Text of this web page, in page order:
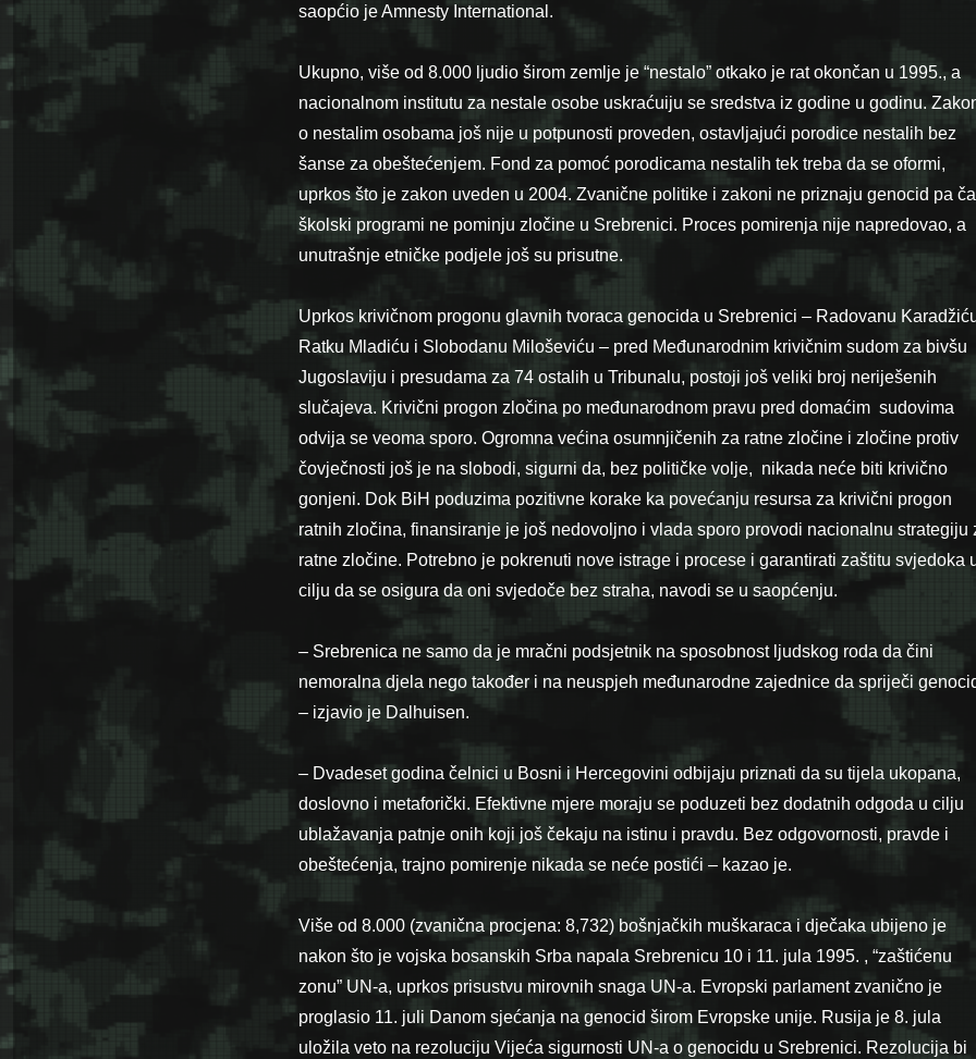
saopćio je Amnesty International.
Ukupno, više od 8.000 ljudio širom zemlje je “nestalo” otkako je rat okončan u 1995., a
nacionalnom institutu za nestale osobe uskraćuiju se sredstva iz godine u godinu.
o nestalim osobama još nije u potpunosti proveden, ostavljajući porodice nestalih bez
šanse za obeštećenjem. Fond za pomoć porodicama nestalih tek treba da se oformi,
uprkos što je zakon uveden u 2004. Zvanične politike i zakoni ne priznaju genocid pa
školski programi ne pominju zločine u Srebrenici. Proces pomirenja nije napredovao, a
unutrašnje etničke podjele još su prisutne.
Uprkos krivičnom progonu glavnih tvoraca genocida u Srebrenici – Radovanu
Ratku Mladiću i Slobodanu Miloševiću – pred Međunarodnim krivičnim sudom za bivšu
Jugoslaviju i presudama za 74 ostalih u Tribunalu, postoji još veliki broj neriješenih
slučajeva. Krivični progon zločina po međunarodnom pravu pred domaćim sudovima
odvija se veoma sporo. Ogromna većina osumnjičenih za ratne zločine i zločine protiv
čovječnosti još je na slobodi, sigurni da, bez političke volje, nikada neće biti krivično
gonjeni. Dok BiH poduzima pozitivne korake ka povećanju resursa za krivični progon
ratnih zločina, finansiranje je još nedovoljno i vlada sporo provodi nacionalnu strategiju
ratne zločine. Potrebno je pokrenuti nove istrage i procese i garantirati zaštitu svjedoka
cilju da se osigura da oni svjedoče bez straha, navodi se u saopćenju.
– Srebrenica ne samo da je mračni podsjetnik na sposobnost ljudskog roda da čini
nemoralna djela nego također i na neuspjeh međunarodne zajednice da spriječi
– izjavio je Dalhuisen.
– Dvadeset godina čelnici u Bosni i Hercegovini odbijaju priznati da su tijela ukopana,
doslovno i metaforički. Efektivne mjere moraju se poduzeti bez dodatnih odgoda u cilju
ublažavanja patnje onih koji još čekaju na istinu i pravdu. Bez odgovornosti, pravde i
obeštećenja, trajno pomirenje nikada se neće postići – kazao je.
Više od 8.000 (zvanična procjena: 8,732) bošnjačkih muškaraca i dječaka ubijeno je
nakon što je vojska bosanskih Srba napala Srebrenicu 10 i 11. jula 1995. , “zaštićenu
zonu” UN-a, uprkos prisustvu mirovnih snaga UN-a. Evropski parlament zvanično je
proglasio 11. juli Danom sjećanja na genocid širom Evropske unije. Rusija je 8. jula
uložila veto na rezoluciju Vijeća sigurnosti UN-a o genocidu u Srebrenici. Rezolucija bi